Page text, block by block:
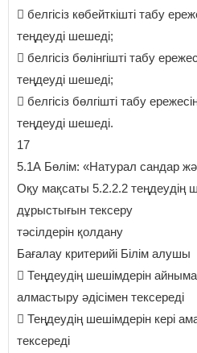
 белгісіз көбейткішті табу
теңдеуді шешеді;
 белгісіз бөлінгішті табу
теңдеуді шешеді;
 белгісіз бөлгішті табу
теңдеуді шешеді.
17
5.1А Бөлім: «Натурал сандар
Оқу мақсаты 5.2.2.2 теңдеудің
дұрыстығын тексеру
тәсілдерін қолдану
Бағалау критерийі Білім алушы
 Теңдеудің шешімдерін
алмастыру әдісімен тексереді
 Теңдеудің шешімдерін кері
тексереді